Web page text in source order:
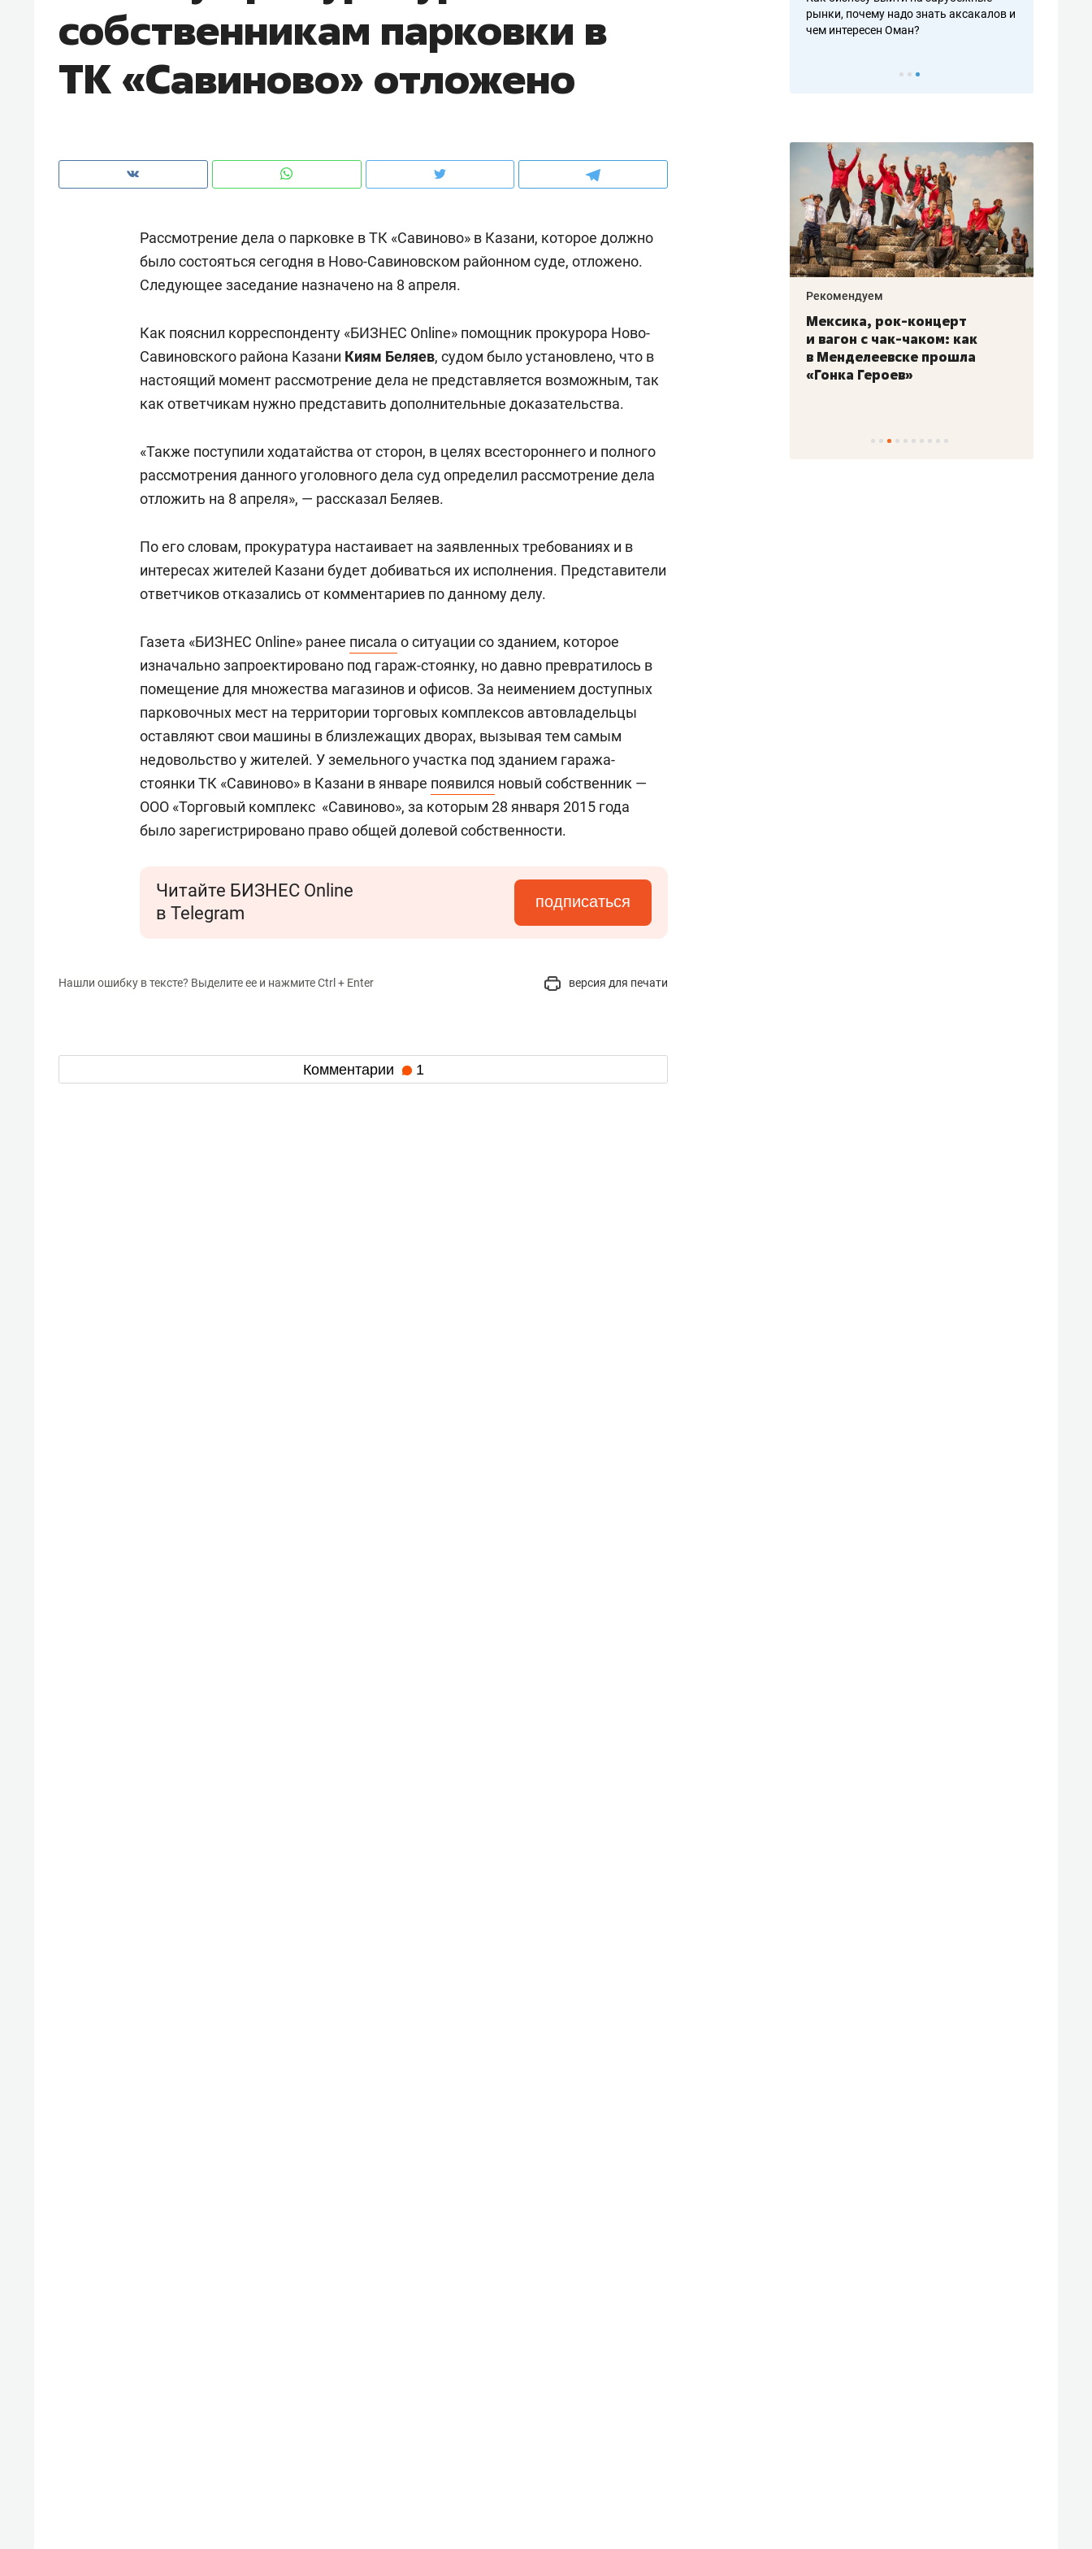
собственникам парковки в
ТК «Савиново» отложено
Рассмотрение дела о парковке в ТК «Савиново» в Казани, которое должно
было состояться сегодня в Ново-Савиновском районном суде, отложено.
Следующее заседание назначено на 8 апреля.
Как пояснил корреспонденту «БИЗНЕС Online» помощник прокурора Ново-
Савиновского района Казани Киям Беляев, судом было установлено, что в
настоящий момент рассмотрение дела не представляется возможным, так
как ответчикам нужно представить дополнительные доказательства.
«Также поступили ходатайства от сторон, в целях всестороннего и полного
рассмотрения данного уголовного дела суд определил рассмотрение дела
отложить на 8 апреля», — рассказал Беляев.
По его словам, прокуратура настаивает на заявленных требованиях и в
интересах жителей Казани будет добиваться их исполнения. Представители
ответчиков отказались от комментариев по данному делу.
Газета «БИЗНЕС Online» ранее писала о ситуации со зданием, которое
изначально запроектировано под гараж-стоянку, но давно превратилось в
помещение для множества магазинов и офисов. За неимением доступных
парковочных мест на территории торговых комплексов автовладельцы
оставляют свои машины в близлежащих дворах, вызывая тем самым
недовольство у жителей. У земельного участка под зданием гаража-
стоянки ТК «Савиново» в Казани в январе появился новый собственник —
ООО «Торговый комплекс «Савиново», за которым 28 января 2015 года
было зарегистрировано право общей долевой собственности.
Читайте БИЗНЕС Online
в Telegram
подписаться
Нашли ошибку в тексте? Выделите ее и нажмите Ctrl + Enter версия для печати
Комментарии 1
рынки, почему надо знать аксакалов и
чем интересен Оман?
клиентах и чудных запросах мастеров
налогах и развитии без кредитов
рынки, почему надо знать аксакалов и
чем интересен Оман?
о трехкратном росте
создают оазис жилого
комфорта под Казанью
ID вместо ключа: какой будет
безопасность в ЖК «Нова»
природе, работа
с ментальным и физическим
состоянием как основа
антихрупких команд
Рекомендуем
Мексика, рок-концерт
и вагон с чак-чаком: как
в Менделеевске прошла
«Гонка Героев»